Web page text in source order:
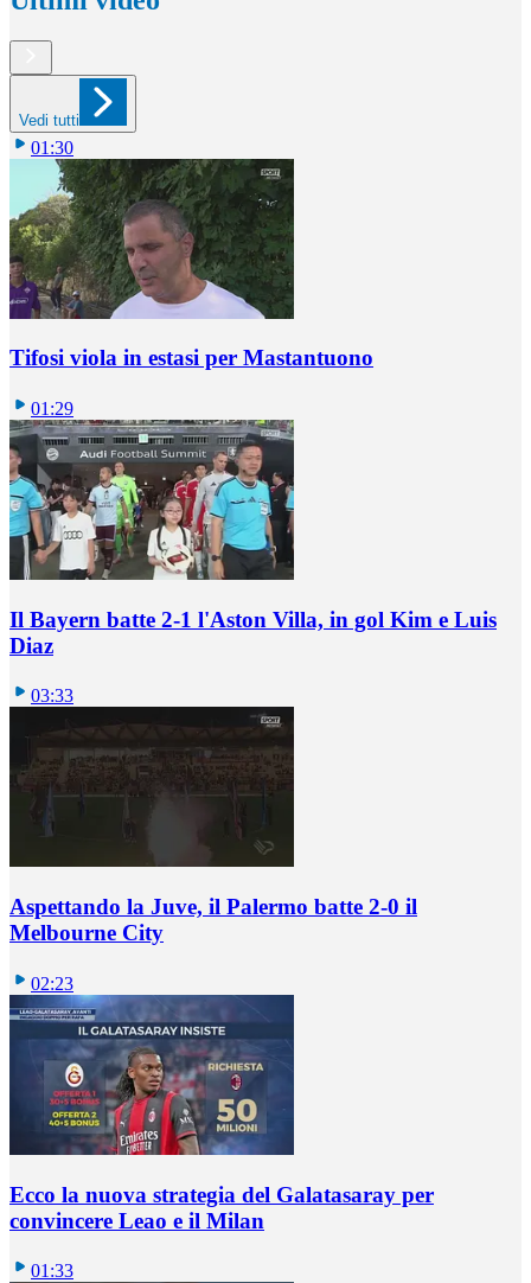
Vedi tutti
01:30
Tifosi viola in estasi per Mastantuono
01:29
Il Bayern batte 2-1 l'Aston Villa, in gol Kim e Luis
Diaz
03:33
Aspettando la Juve, il Palermo batte 2-0 il
Melbourne City
02:23
Ecco la nuova strategia del Galatasaray per
convincere Leao e il Milan
01:33